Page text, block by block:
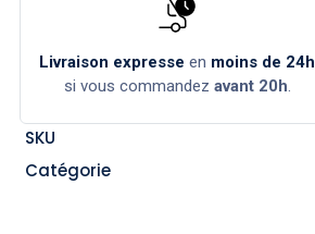
Livraison expresse en moins de 24h
si vous commandez avant 20h.
SKU
Catégorie